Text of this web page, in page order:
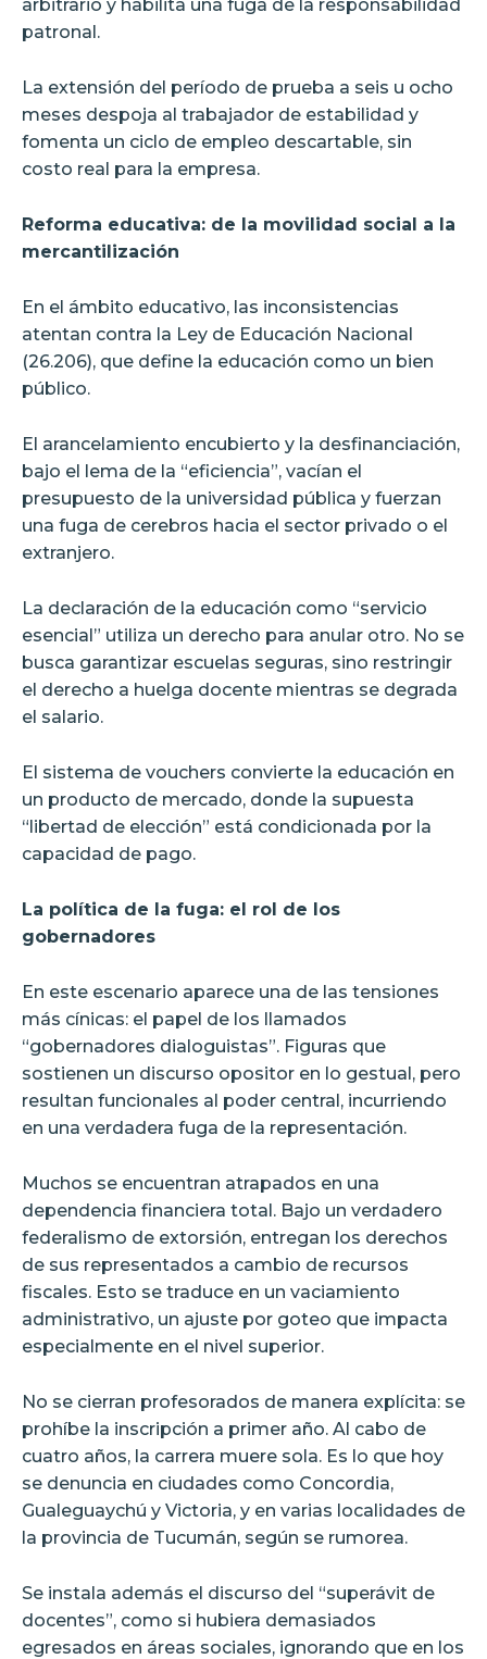
arbitrario y habilita una fuga de la responsabilidad
patronal.
La extensión del período de prueba a seis u ocho
meses despoja al trabajador de estabilidad y
fomenta un ciclo de empleo descartable, sin
costo real para la empresa.
Reforma educativa: de la movilidad social a la
mercantilización
En el ámbito educativo, las inconsistencias
atentan contra la Ley de Educación Nacional
(26.206), que define la educación como un bien
público.
El arancelamiento encubierto y la desfinanciación,
bajo el lema de la “eficiencia”, vacían el
presupuesto de la universidad pública y fuerzan
una fuga de cerebros hacia el sector privado o el
extranjero.
La declaración de la educación como “servicio
esencial” utiliza un derecho para anular otro. No se
busca garantizar escuelas seguras, sino restringir
el derecho a huelga docente mientras se degrada
el salario.
El sistema de vouchers convierte la educación en
un producto de mercado, donde la supuesta
“libertad de elección” está condicionada por la
capacidad de pago.
La política de la fuga: el rol de los
gobernadores
En este escenario aparece una de las tensiones
más cínicas: el papel de los llamados
“gobernadores dialoguistas”. Figuras que
sostienen un discurso opositor en lo gestual, pero
resultan funcionales al poder central, incurriendo
en una verdadera fuga de la representación.
Muchos se encuentran atrapados en una
dependencia financiera total. Bajo un verdadero
federalismo de extorsión, entregan los derechos
de sus representados a cambio de recursos
fiscales. Esto se traduce en un vaciamiento
administrativo, un ajuste por goteo que impacta
especialmente en el nivel superior.
No se cierran profesorados de manera explícita: se
prohíbe la inscripción a primer año. Al cabo de
cuatro años, la carrera muere sola. Es lo que hoy
se denuncia en ciudades como Concordia,
Gualeguaychú y Victoria, y en varias localidades de
la provincia de Tucumán, según se rumorea.
Se instala además el discurso del “superávit de
docentes”, como si hubiera demasiados
egresados en áreas sociales, ignorando que en los